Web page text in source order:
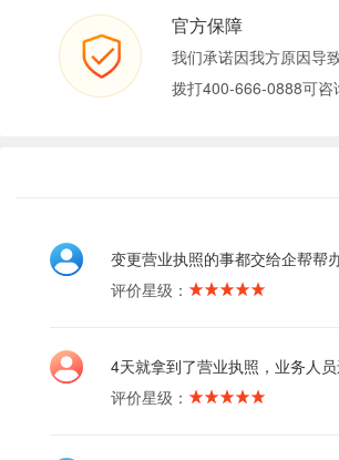
官方保障
我们承诺因我方原因导
拨打400-666-0888可咨
变更营业执照的事都交给企帮帮
评价星级：
4天就拿到了营业执照，业务人员
评价星级：